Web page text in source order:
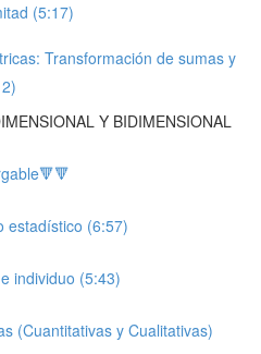
(5:17)
Transformación de sumas y
Y BIDIMENSIONAL
estadístico (6:57)
individuo (5:43)
(Cuantitativas y Cualitativas)